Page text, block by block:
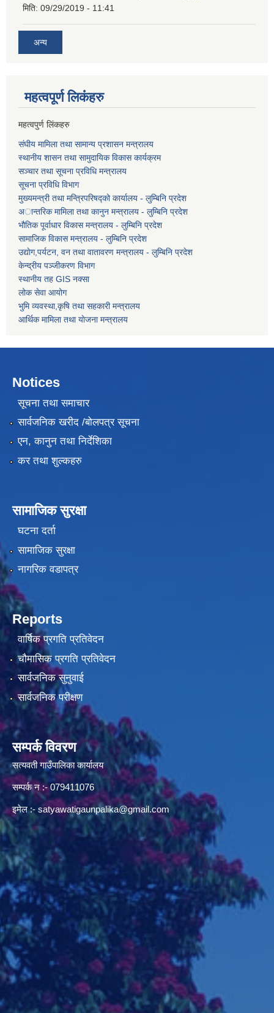
मिति: 09/29/2019 - 11:41
अन्य
महत्वपूर्ण लि‌कंंहरु
महत्वपुर्ण लिंकहरु
संघीय मामिला तथा सामान्य प्रशासन मन्त्रालय
स्थानीय शासन तथा सामुदायिक विकास कार्यक्रम
सञ्चार तथा सूचना प्रविधि मन्त्रालय
सूचना प्रविधि विभाग
मुख्यमन्त्री तथा मन्त्रिपरिषद्को कार्यालय - लुम्बिनि प्रदेश
अान्तरिक मामिला तथा कानुन मन्त्रालय - लुम्बिनि प्रदेश
भौतिक पूर्वाधार विकास मन्त्रालय - लुम्बिनि प्रदेश
सामाजिक विकास मन्त्रालय - लुम्बिनि प्रदेश
उद्याेग,पर्यटन, वन तथा वातावरण मन्त्रालय - लुम्बिनि प्रदेश
केन्द्रीय पञ्जीकरण विभाग
स्थानीय तह GIS नक्सा
लोक सेवा आयोग
भुमि व्यवस्था,कृषि तथा सहकारी मन्त्रालय
आर्थिक मामिला तथा याेजना मन्त्रालय
Notices
सूचना तथा समाचार
सार्वजनिक खरीद /बोलपत्र सूचना
एन, कानुन तथा निर्देशिका
कर तथा शुल्कहरु
सामाजिक सुरक्षा
घटना दर्ता
सामाजिक सुरक्षा
नागरिक वडापत्र
Reports
वार्षिक प्रगति प्रतिवेदन
चौमासिक प्रगति प्रतिवेदन
सार्वजनिक सुनुवाई
सार्वजनिक परीक्षण
सम्पर्क विवरण
सत्यवती गाउँपालिका कार्यालय
सम्पर्क न‌ :- 079411076
इमेल :- satyawatigaunpalika@gmail.com